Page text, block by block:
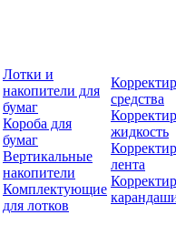
Лотки и
накопители для
бумаг
Короба для
бумаг
Вертикальные
накопители
Комплектующие
для лотков
средства
жидкость
лента